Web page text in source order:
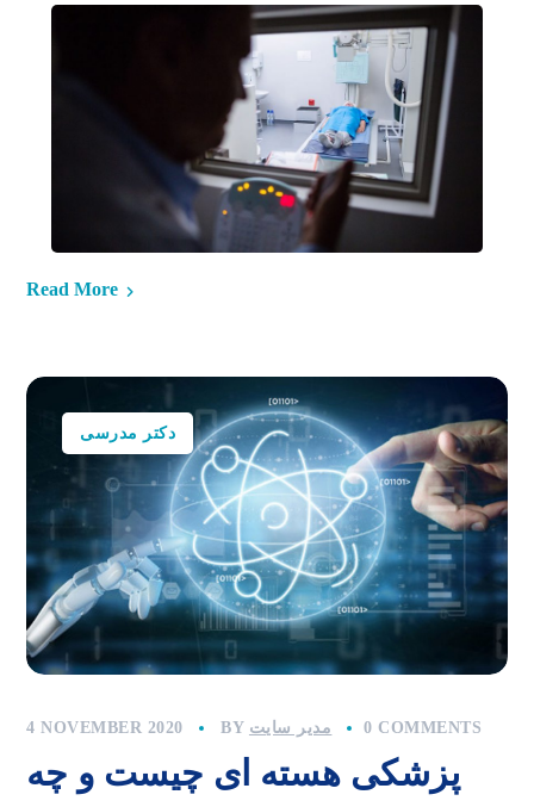
Read More
دکتر مدرسی
4 NOVEMBER 2020 BY مدیر سایت 0 COMMENTS
پزشکی هسته ای چیست و چه